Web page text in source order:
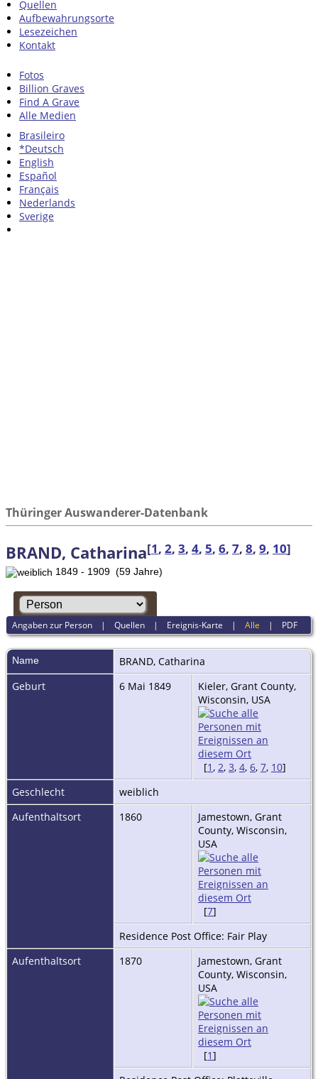
Fotos
Billion Graves
Find A Grave
Alle Medien
Quellen
Aufbewahrungsorte
Lesezeichen
Kontakt
Brasileiro
*Deutsch
English
Español
Français
Nederlands
Sverige
Thüringer Auswanderer-Datenbank
BRAND, Catharina[1, 2, 3, 4, 5, 6, 7, 8, 9, 10]
1849 - 1909 (59 Jahre)
Angaben zur Person |Quellen | Ereignis-Karte |Alle | PDF
Name BRAND, Catharina
Geburt
6 Mai 1849
Kieler, Grant County,
Wisconsin, USA
[1, 2, 3, 4, 6, 7, 10]
Geschlecht
weiblich
Aufenthaltsort
1860
Jamestown, Grant
County, Wisconsin,
USA
[7]
Residence Post Office: Fair Play
Aufenthaltsort
1870
Jamestown, Grant
County, Wisconsin,
USA
[1]